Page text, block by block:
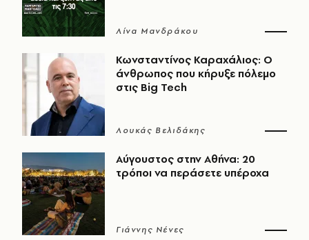
Λίνα Μανδράκου
Κωνσταντίνος Καραχάλιος: Ο
άνθρωπος που κήρυξε πόλεμο
στις Big Tech
Λουκάς Βελιδάκης
Αύγουστος στην Αθήνα: 20
τρόποι να περάσετε υπέροχα
Γιάννης Νένες